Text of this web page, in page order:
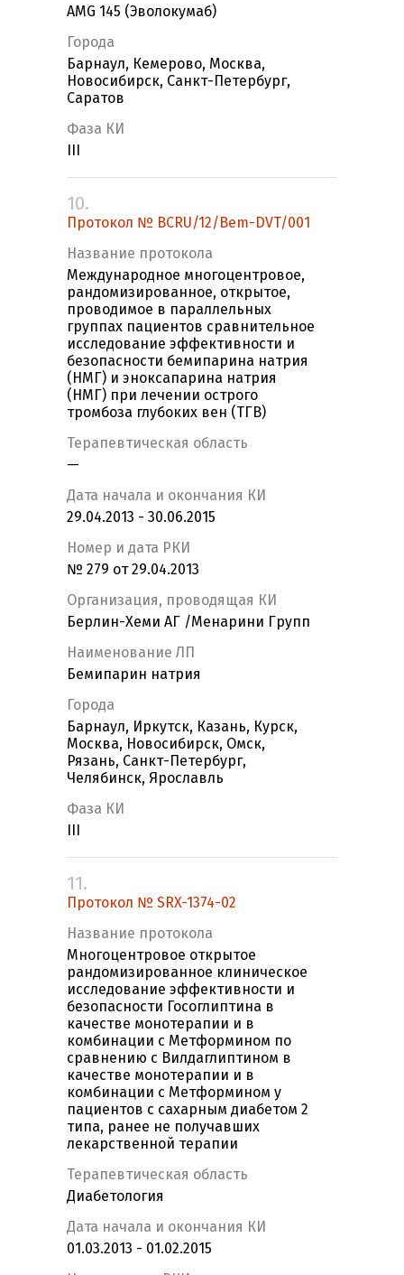
AMG 145 (Эволокумаб)
Города
Барнаул, Кемерово, Москва,
Новосибирск, Санкт-Петербург,
Саратов
Фаза КИ
10.
Протокол № BCRU/12/Bem-DVT/001
Название протокола
Международное многоцентровое,
рандомизированное, открытое,
проводимое в параллельных
группах пациентов сравнительное
исследование эффективности и
безопасности бемипарина натрия
(НМГ) и эноксапарина натрия
(НМГ) при лечении острого
тромбоза глубоких вен (ТГВ)
Терапевтическая область
—
Дата начала и окончания КИ
29.04.2013 - 30.06.2015
Номер и дата РКИ
№ 279 от 29.04.2013
Организация, проводящая КИ
Берлин-Хеми АГ /Менарини Групп
Наименование ЛП
Бемипарин натрия
Города
Барнаул, Иркутск, Казань, Курск,
Москва, Новосибирск, Омск,
Рязань, Санкт-Петербург,
Челябинск, Ярославль
Фаза КИ
11.
Протокол № SRX-1374-02
Название протокола
Многоцентровое открытое
рандомизированное клиническое
исследование эффективности и
безопасности Госоглиптина в
качестве монотерапии и в
комбинации с Метформином по
сравнению с Вилдаглиптином в
качестве монотерапии и в
комбинации с Метформином у
пациентов с сахарным диабетом 2
типа, ранее не получавших
лекарственной терапии
Терапевтическая область
Диабетология
Дата начала и окончания КИ
01.03.2013 - 01.02.2015